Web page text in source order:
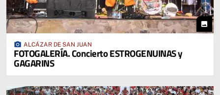
photo
photo_camera ALCÁZAR DE SAN JUAN
FOTOGALERÍA. Concierto ESTROGENUINAS y
GAGARINS